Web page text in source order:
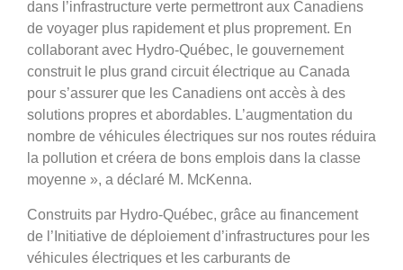
dans l’infrastructure verte permettront aux Canadiens
de voyager plus rapidement et plus proprement. En
collaborant avec Hydro-Québec, le gouvernement
construit le plus grand circuit électrique au Canada
pour s’assurer que les Canadiens ont accès à des
solutions propres et abordables. L’augmentation du
nombre de véhicules électriques sur nos routes réduira
la pollution et créera de bons emplois dans la classe
moyenne », a déclaré M. McKenna.
Construits par Hydro-Québec, grâce au financement
de l’Initiative de déploiement d’infrastructures pour les
véhicules électriques et les carburants de